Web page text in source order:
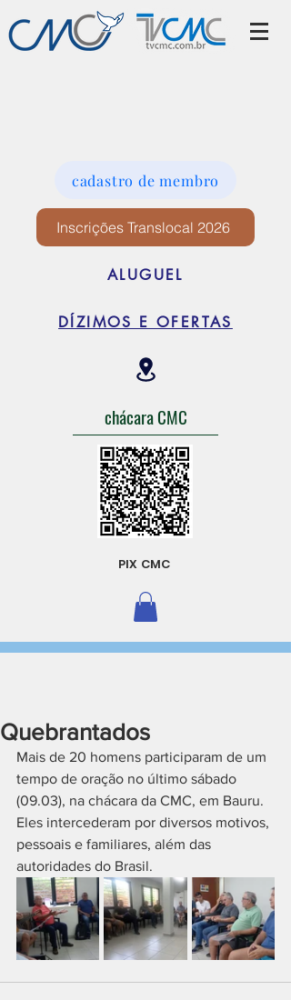
cadastro de membro
Inscrições Translocal 2026
ALUGUEL
DÍZIMOS E OFERTAS
chácara CMC
PIX CMC
Quebrantados
Mais de 20 homens participaram de um
tempo de oração no último sábado
(09.03), na chácara da CMC, em Bauru.
Eles intercederam por diversos motivos,
pessoais e familiares, além das
autoridades do Brasil.